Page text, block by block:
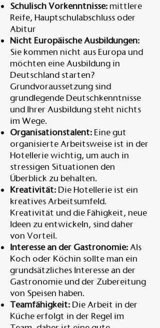
Schulisch Vorkenntnisse: mittlere
Reife, Hauptschulabschluss oder
Abitur
Nicht Europäische Ausbildungen:
Sie kommen nicht aus Europa und
möchten eine Ausbildung in
Deutschland starten?
Grundvoraussetzung sind
grundlegende Deutschkenntnisse
und Ihrer Ausbildung steht nichts
im Wege.
Organisationstalent: Eine gut
organisierte Arbeitsweise ist in der
Hotellerie wichtig, um auch in
stressigen Situationen den
Überblick zu behalten.
Kreativität: Die Hotellerie ist ein
kreatives Arbeitsumfeld.
Kreativität und die Fähigkeit, neue
Ideen zu entwickeln, sind daher
von Vorteil.
Interesse an der Gastronomie:Als
Koch oder Köchin sollte man ein
grundsätzliches Interesse an der
Gastronomie und der Zubereitung
von Speisen haben.
Teamfähigkeit: Die Arbeit in der
Küche erfolgt in der Regel im